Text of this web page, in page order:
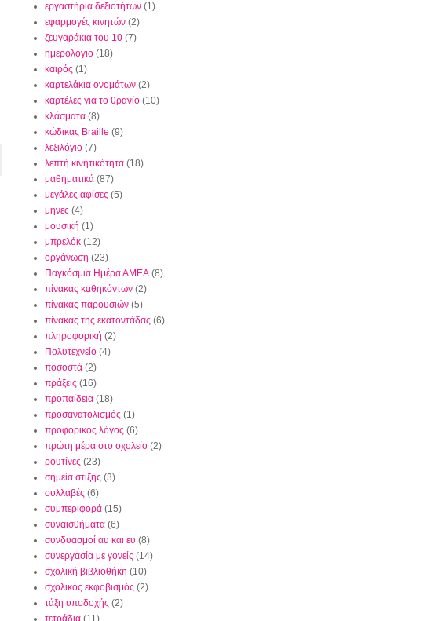
εργαστήρια δεξιοτήτων (1)
εφαρμογές κινητών (2)
ζευγαράκια του 10 (7)
ημερολόγιο (18)
καιρός (1)
καρτελάκια ονομάτων (2)
καρτέλες για το θρανίο (10)
κλάσματα (8)
κώδικας Braille (9)
λεξιλόγιο (7)
λεπτή κινητικότητα (18)
μαθηματικά (87)
μεγάλες αφίσες (5)
μήνες (4)
μουσική (1)
μπρελόκ (12)
οργάνωση (23)
Παγκόσμια Ημέρα ΑΜΕΑ (8)
πίνακας καθηκόντων (2)
πίνακας παρουσιών (5)
πίνακας της εκατοντάδας (6)
πληροφορική (2)
Πολυτεχνείο (4)
ποσοστά (2)
πράξεις (16)
προπαίδεια (18)
προσανατολισμός (1)
προφορικός λόγος (6)
πρώτη μέρα στο σχολείο (2)
ρουτίνες (23)
σημεία στίξης (3)
συλλαβές (6)
συμπεριφορά (15)
συναισθήματα (6)
συνδυασμοί αυ και ευ (8)
συνεργασία με γονείς (14)
σχολική βιβλιοθήκη (10)
σχολικός εκφοβισμός (2)
τάξη υποδοχής (2)
τετράδια (11)